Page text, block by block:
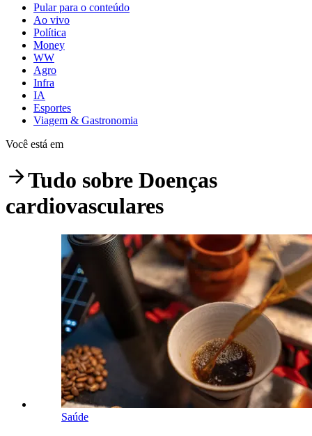
Pular para o conteúdo
Ao vivo
Política
Money
WW
Agro
Infra
IA
Esportes
Viagem & Gastronomia
Você está em
Tudo sobre Doenças
cardiovasculares
Saúde